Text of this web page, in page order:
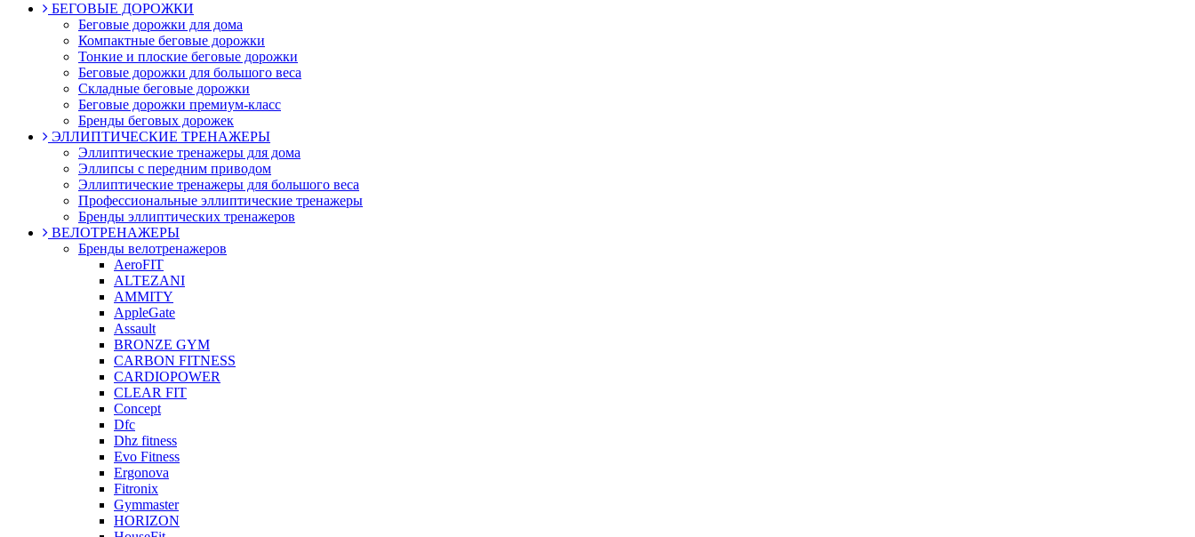
БЕГОВЫЕ ДОРОЖКИ
Беговые дорожки для дома
Компактные беговые дорожки
Тонкие и плоские беговые дорожки
Беговые дорожки для большого веса
Складные беговые дорожки
Беговые дорожки премиум-класс
Бренды беговых дорожек
ЭЛЛИПТИЧЕСКИЕ ТРЕНАЖЕРЫ
Эллиптические тренажеры для дома
Эллипсы с передним приводом
Эллиптические тренажеры для большого веса
Профессиональные эллиптические тренажеры
Бренды эллиптических тренажеров
ВЕЛОТРЕНАЖЕРЫ
Бренды велотренажеров
AeroFIT
ALTEZANI
AMMITY
AppleGate
Assault
BRONZE GYM
CARBON FITNESS
CARDIOPOWER
CLEAR FIT
Concept
Dfc
Dhz fitness
Evo Fitness
Ergonova
Fitronix
Gymmaster
HORIZON